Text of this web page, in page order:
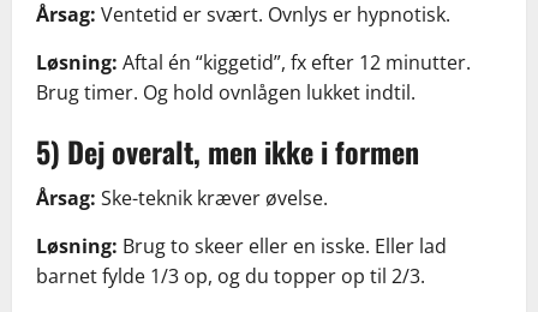
Årsag: Ventetid er svært. Ovnlys er hypnotisk.
Løsning: Aftal én “kiggetid”, fx efter 12 minutter.
Brug timer. Og hold ovnlågen lukket indtil.
5) Dej overalt, men ikke i formen
Årsag: Ske-teknik kræver øvelse.
Løsning: Brug to skeer eller en isske. Eller lad
barnet fylde 1/3 op, og du topper op til 2/3.